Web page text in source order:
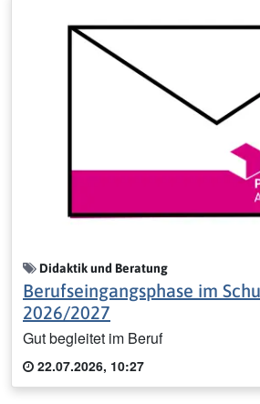
Didaktik und Beratung
Berufseingangsphase im
2026/2027
Gut begleitet im Beruf
22.07.2026, 10:27